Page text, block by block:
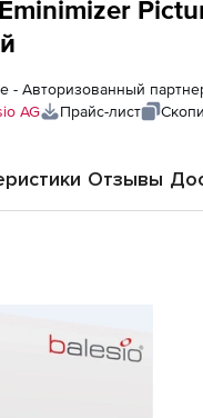
- Авторизованный
AG Прайс-лист
Отзывы